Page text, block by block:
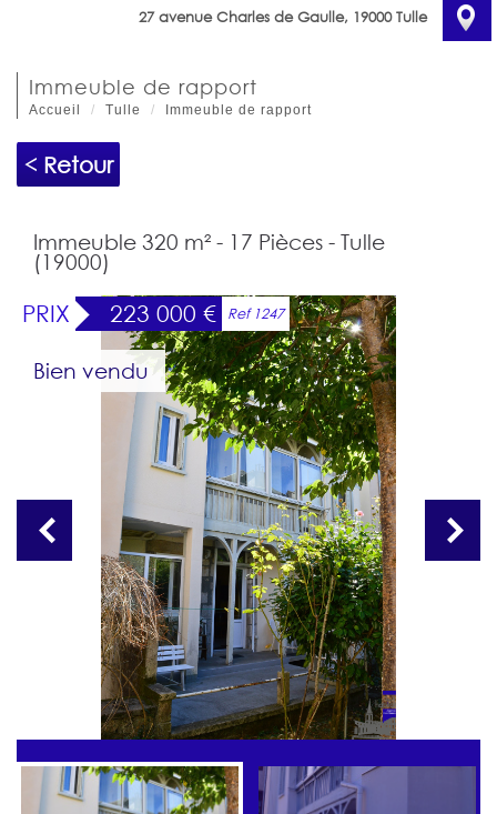
27 avenue Charles de Gaulle, 19000 Tulle
immeuble de rapport
Accueil Tulle Immeuble de rapport
< Retour
Immeuble 320 m² - 17 Pièces - Tulle
(19000)
PRIX 223 000 € Ref 1247
Bien vendu